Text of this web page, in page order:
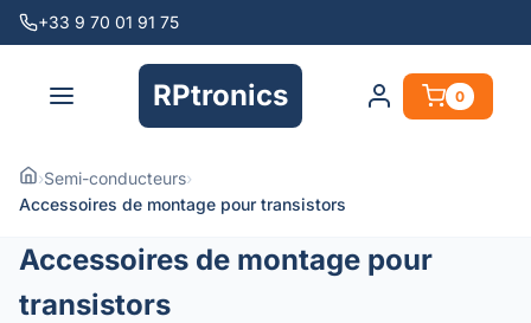
+33 9 70 01 91 75
RPtronics 0
›Semi-conducteurs›
Accessoires de montage pour transistors
Accessoires de montage pour
transistors